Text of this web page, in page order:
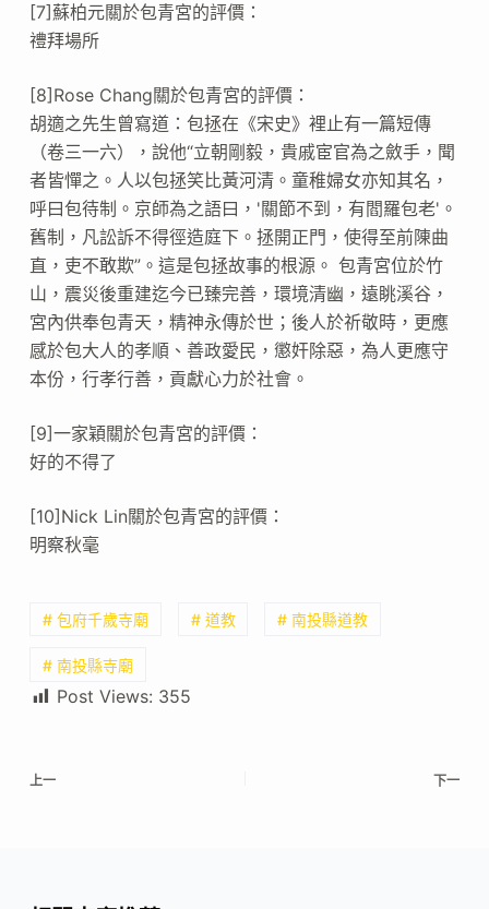
[7]蘇柏元關於包青宮的評價：
禮拜場所
[8]Rose Chang關於包青宮的評價：
胡適之先生曾寫道：包拯在《宋史》裡止有一篇短傳
（卷三一六），說他“立朝剛毅，貴戚宦官為之斂手，聞
者皆憚之。人以包拯笑比黃河清。童稚婦女亦知其名，​​
呼曰包待制。京師為之語曰，'關節不到，有閻羅包老'。
舊制，凡訟訴不得徑造庭下。拯開正門，使得至前陳曲
直，吏不敢欺”。這是包拯故事的根源。 包青宮位於竹
山，震災後重建迄今已臻完善，環境清幽，遠眺溪谷，
宮內供奉包青天，精神永傳於世；後人於祈敬時，更應
感於包大人的孝順、善政愛民，懲奸除惡，為人更應守
本份，行孝行善，貢獻心力於社會。
[9]一家穎關於包青宮的評價：
好的不得了
[10]Nick Lin關於包青宮的評價：
明察秋毫
# 包府千歲寺廟 # 道教 # 南投縣道教
# 南投縣寺廟
Post Views: 355
上一 下一